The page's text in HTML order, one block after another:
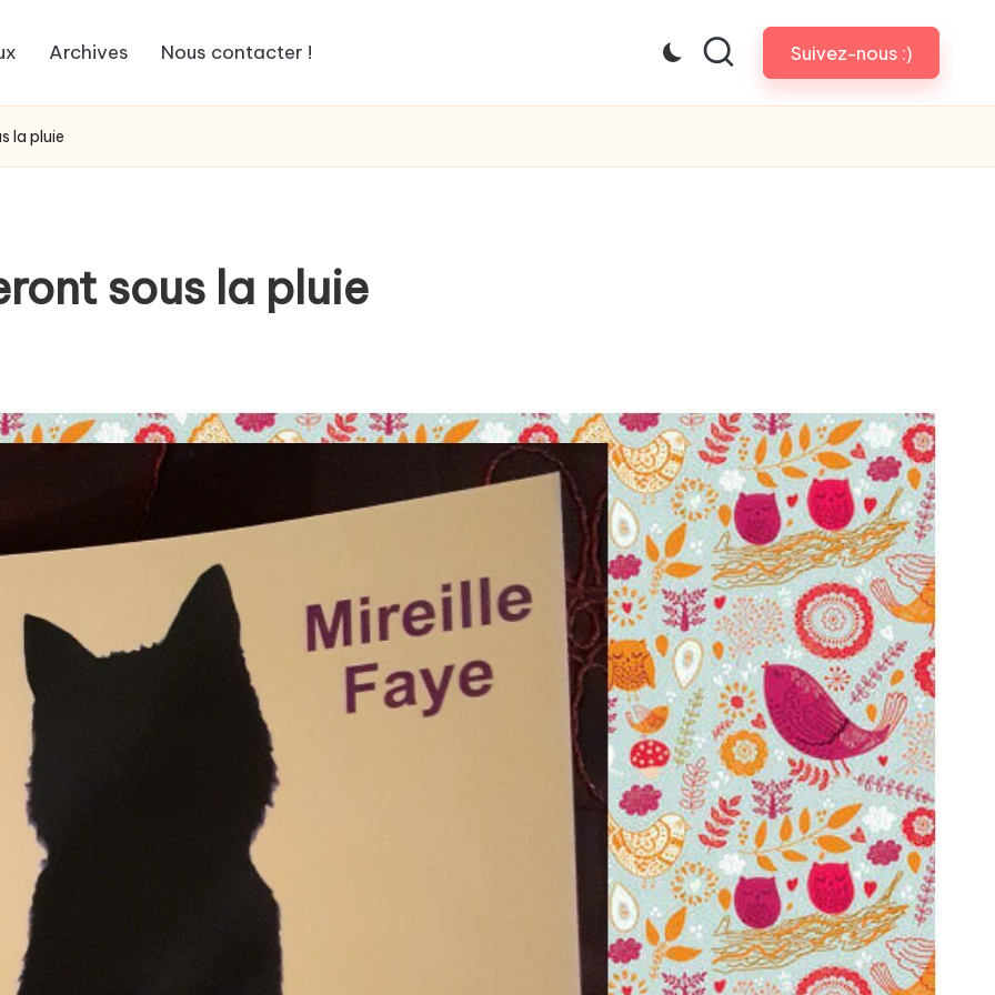
Archives Nous contacter ! Suivez-nous :)
la pluie
sous la pluie